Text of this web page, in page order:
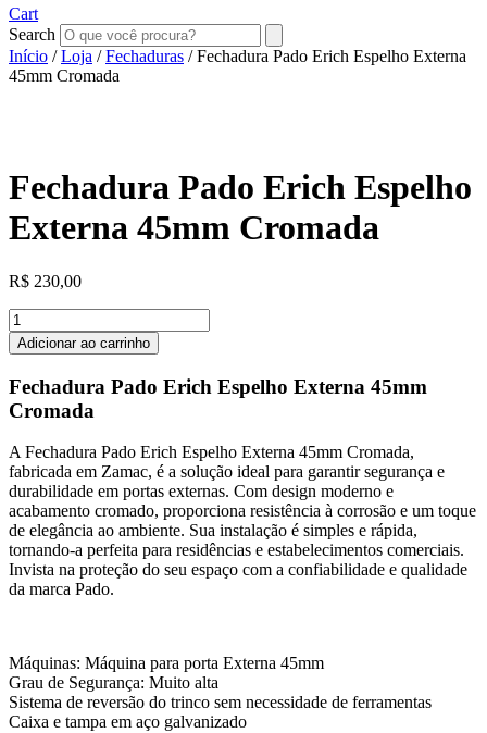
Cart
Search
Início /Loja /Fechaduras / Fechadura Pado Erich Espelho Externa
45mm Cromada
Fechadura Pado Erich Espelho
Externa 45mm Cromada
R$ 230,00
Fechadura
Pado
Erich
Espelho
Externa
45mm
quantidade
Adicionar ao carrinho
Fechadura Pado Erich Espelho Externa 45mm
Cromada
A Fechadura Pado Erich Espelho Externa 45mm Cromada,
fabricada em Zamac, é a solução ideal para garantir segurança e
durabilidade em portas externas. Com design moderno e
acabamento cromado, proporciona resistência à corrosão e um toque
de elegância ao ambiente. Sua instalação é simples e rápida,
tornando-a perfeita para residências e estabelecimentos comerciais.
Invista na proteção do seu espaço com a confiabilidade e qualidade
da marca Pado.
Máquinas: Máquina para porta Externa 45mm
Grau de Segurança: Muito alta
Sistema de reversão do trinco sem necessidade de ferramentas
Caixa e tampa em aço galvanizado